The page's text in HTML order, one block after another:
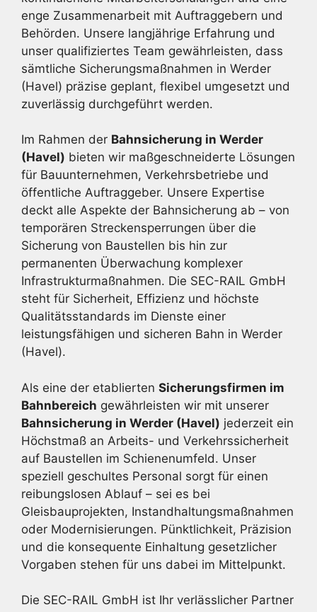
enge Zusammenarbeit mit Auftraggebern und
Behörden. Unsere langjährige Erfahrung und
unser qualifiziertes Team gewährleisten, dass
sämtliche Sicherungsmaßnahmen in Werder
(Havel) präzise geplant, flexibel umgesetzt und
zuverlässig durchgeführt werden.
Im Rahmen der Bahnsicherung in Werder
(Havel) bieten wir maßgeschneiderte Lösungen
für Bauunternehmen, Verkehrsbetriebe und
öffentliche Auftraggeber. Unsere Expertise
deckt alle Aspekte der Bahnsicherung ab – von
temporären Streckensperrungen über die
Sicherung von Baustellen bis hin zur
permanenten Überwachung komplexer
Infrastrukturmaßnahmen. Die SEC-RAIL GmbH
steht für Sicherheit, Effizienz und höchste
Qualitätsstandards im Dienste einer
leistungsfähigen und sicheren Bahn in Werder
(Havel).
Als eine der etablierten Sicherungsfirmen im
Bahnbereich gewährleisten wir mit unserer
Bahnsicherung in Werder (Havel) jederzeit ein
Höchstmaß an Arbeits- und Verkehrssicherheit
auf Baustellen im Schienenumfeld. Unser
speziell geschultes Personal sorgt für einen
reibungslosen Ablauf – sei es bei
Gleisbauprojekten, Instandhaltungsmaßnahmen
oder Modernisierungen. Pünktlichkeit, Präzision
und die konsequente Einhaltung gesetzlicher
Vorgaben stehen für uns dabei im Mittelpunkt.
Die SEC-RAIL GmbH ist Ihr verlässlicher Partner